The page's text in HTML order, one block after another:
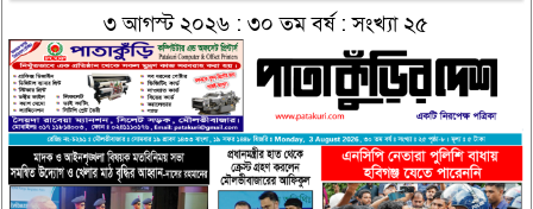
৩ আগস্ট ২০২৬ : ৩০ তম বর্ষ : সংখ্যা ২৫